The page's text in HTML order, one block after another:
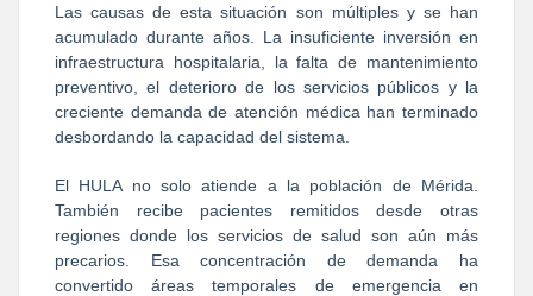
Las causas de esta situación son múltiples y se han
acumulado durante años. La insuficiente inversión en
infraestructura hospitalaria, la falta de mantenimiento
preventivo, el deterioro de los servicios públicos y la
creciente demanda de atención médica han terminado
desbordando la capacidad del sistema.
El HULA no solo atiende a la población de Mérida.
También recibe pacientes remitidos desde otras
regiones donde los servicios de salud son aún más
precarios. Esa concentración de demanda ha
convertido áreas temporales de emergencia en